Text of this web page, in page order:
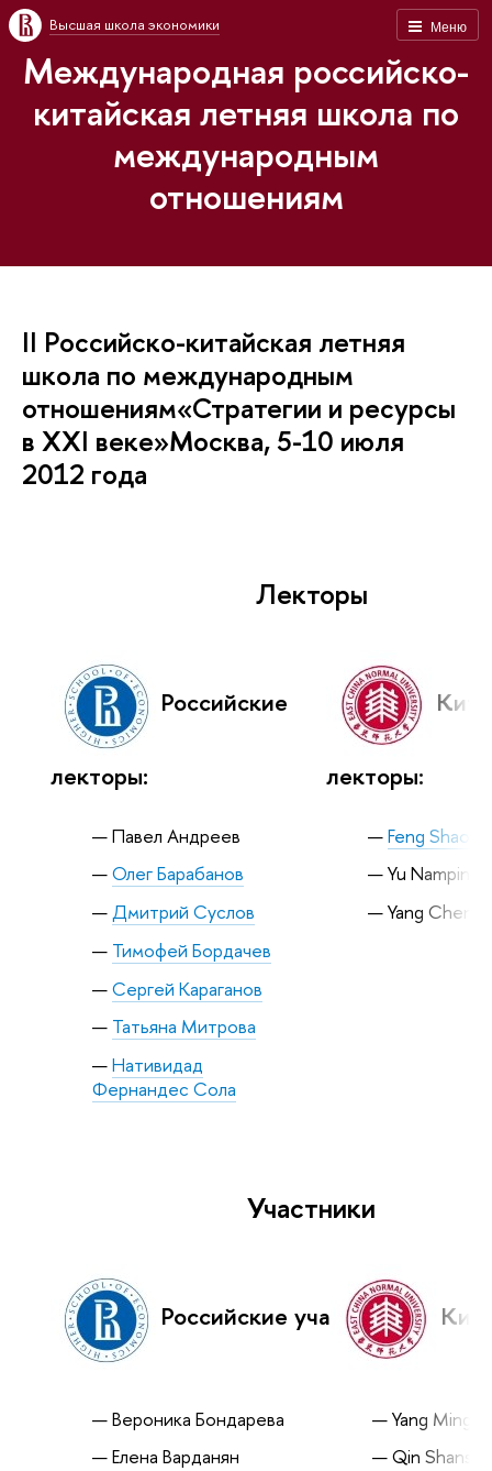
Меню
Высшая школа экономики
Международная российско-
китайская летняя школа по
международным
отношениям
II Российско-китайская летняя
школа по международным
отношениям«Стратегии и ресурсы
в ХХI веке»Москва, 5-10 июля
2012 года
Лекторы
Российские
лекторы: лекторы:
Павел Андреев
Олег Барабанов
Дмитрий Суслов
Тимофей Бордачев
Сергей Караганов
Татьяна Митрова
Нативидад
Фернандес Сола
Feng Shaolei
Yu Namping
Yang Cheng
Участники
Российские участники:
Вероника Бондарева
Елена Варданян
Yang Ming
Qin